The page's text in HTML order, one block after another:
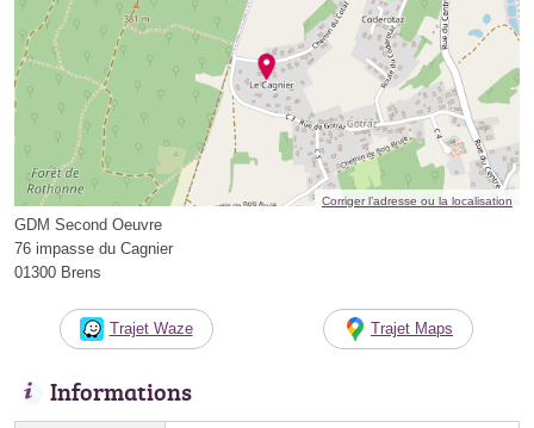
Corriger l’adresse ou la localisation
GDM Second Oeuvre
76 impasse du Cagnier
01300 Brens
Trajet Waze Trajet Maps
Informations